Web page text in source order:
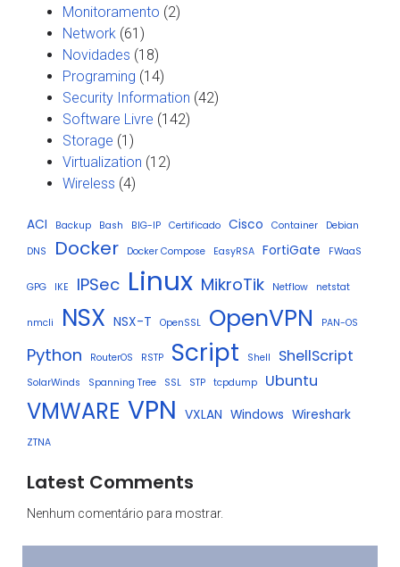
Monitoramento (2)
Network (61)
Novidades (18)
Programing (14)
Security Information (42)
Software Livre (142)
Storage (1)
Virtualization (12)
Wireless (4)
ACI Backup Bash BIG-IP Certificado Cisco Container
Debian
DNS
Docker Docker Compose EasyRSA FortiGate FWaaS
GPG IKE IPSec Linux MikroTik Netflow netstat
nmcli NSX NSX-T OpenSSL OpenVPN PAN-OS
Python RouterOS RSTP Script Shell ShellScript
SolarWinds Spanning Tree SSL STP tcpdump Ubuntu
VMWARE VPN VXLAN Windows Wireshark
ZTNA
Latest Comments
Nenhum comentário para mostrar.